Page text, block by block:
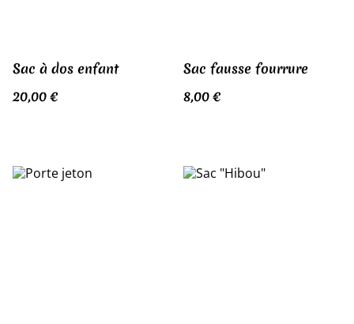
Sac à dos enfant
20,00 €
Sac fausse fourrure
8,00 €